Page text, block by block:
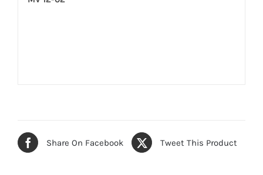
Share On Facebook Tweet This Product